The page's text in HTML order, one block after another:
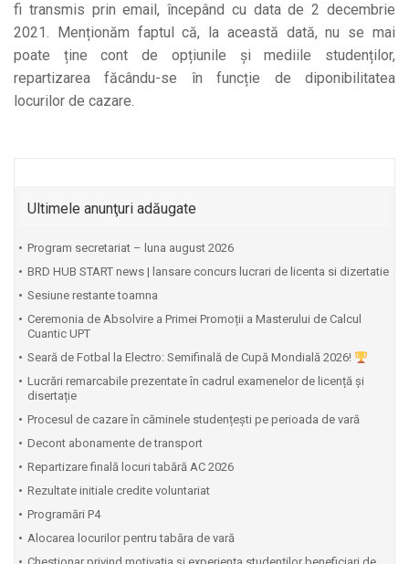
fi transmis prin email, începând cu data de 2 decembrie
2021. Menționăm faptul că, la această dată, nu se mai
poate ține cont de opțiunile și mediile studenților,
repartizarea făcându-se în funcție de diponibilitatea
locurilor de cazare.
Ultimele anunţuri adăugate
Program secretariat – luna august 2026
BRD HUB START news | lansare concurs lucrari de licenta si dizertatie
Sesiune restante toamna
Ceremonia de Absolvire a Primei Promoții a Masterului de Calcul
Cuantic UPT
⁠Seară de Fotbal la Electro: Semifinală de Cupă Mondială 2026!
Lucrări remarcabile prezentate în cadrul examenelor de licență și
disertație
Procesul de cazare în căminele studențești pe perioada de vară
Decont abonamente de transport
Repartizare finală locuri tabără AC 2026
Rezultate initiale credite voluntariat
Programări P4
Alocarea locurilor pentru tabăra de vară